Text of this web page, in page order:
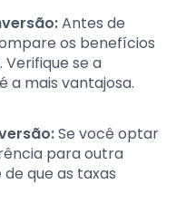
Antes de
os benefícios
se a
a mais vantajosa.
Se você optar
para outra
que as taxas